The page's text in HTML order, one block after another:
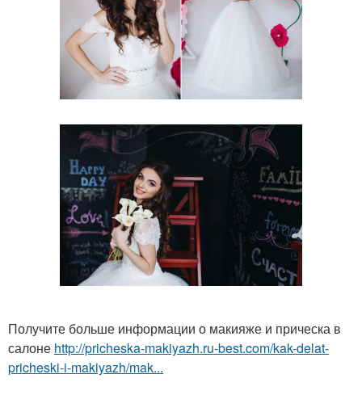
Получите больше информации о макияже и прическа в
салоне http://pricheska-makiyazh.ru-best.com/kak-delat-
pricheski-i-makiyazh/mak...